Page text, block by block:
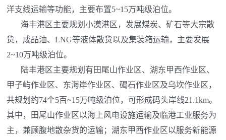
洋支线运输等功能，主要布置5~15万吨级泊位。
海丰港区主要规划小漠港区，发展煤炭、矿石等大宗散
货，成品油、LNG等液体散货以及集装箱运输，主要发展
2~10万吨级泊位。
陆丰港区主要规划有田尾山作业区、湖东甲西作业区、
甲子屿作业区、东海岸作业区、碣石作业区及乌坎作业区，
共规划约74个5百~15万吨级泊位，可形成码头岸线21.1km。
其中，田尾山作业区以海上风电设施运输及临港工业服务为
主，兼顾腹地散杂货的运输；湖东甲西作业区以服务新能源